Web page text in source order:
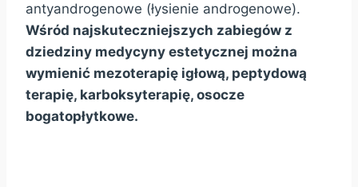
antyandrogenowe (łysienie androgenowe).
Wśród najskuteczniejszych zabiegów z
dziedziny medycyny estetycznej można
wymienić mezoterapię igłową, peptydową
terapię, karboksyterapię, osocze
bogatopłytkowe.